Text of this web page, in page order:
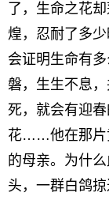
了，生命之花
煌，忍耐了多
会证明生命有
磐，生生不息
死，就会有迎
花……他在那片
的母亲。为什
头，一群白鸽